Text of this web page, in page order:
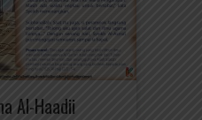
Al-Haadii